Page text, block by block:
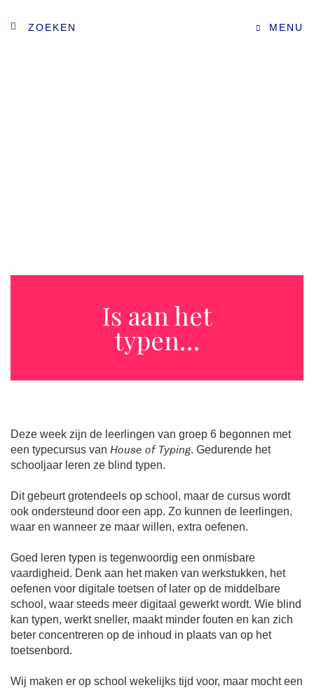
ZOEKEN MENU
Is aan het
typen…
Deze week zijn de leerlingen van groep 6 begonnen met
een typecursus van House of Typing. Gedurende het
schooljaar leren ze blind typen.
Dit gebeurt grotendeels op school, maar de cursus wordt
ook ondersteund door een app. Zo kunnen de leerlingen,
waar en wanneer ze maar willen, extra oefenen.
Goed leren typen is tegenwoordig een onmisbare
vaardigheid. Denk aan het maken van werkstukken, het
oefenen voor digitale toetsen of later op de middelbare
school, waar steeds meer digitaal gewerkt wordt. Wie blind
kan typen, werkt sneller, maakt minder fouten en kan zich
beter concentreren op de inhoud in plaats van op het
toetsenbord.
Wij maken er op school wekelijks tijd voor, maar mocht een